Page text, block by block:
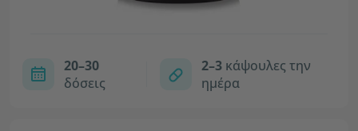
20–30
δόσεις
2–3κάψουλες την
ημέρα